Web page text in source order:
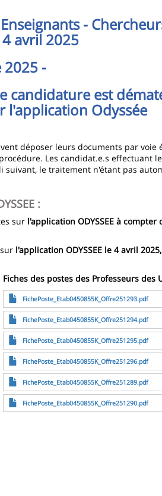
-
avril 2025
2025 -
candidature est
l'application Odyssée
déposer leurs documents par voie
Les candidat.e.s effectuant
le traitement n'étant pas
:
sur l'application ODYSSEE à compter
l'application ODYSSEE le 4 avril
Fiches des postes des Professeurs des
File
FichePoste_Etab0450855K_Offre251293.pdf
File FichePoste_Etab0450855K_Offre251294.pdf
File FichePoste_Etab0450855K_Offre251295.pdf
File FichePoste_Etab0450855K_Offre251296.pdf
File FichePoste_Etab0450855K_Offre251289.pdf
File FichePoste_Etab0450855K_Offre251290.pdf